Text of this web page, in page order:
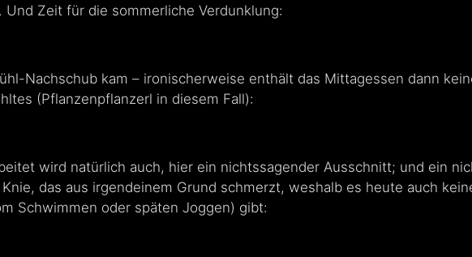
Und Zeit für die sommerliche Verdunklung:
Nachschub kam – ironischerweise enthält das Mittagessen dann
(Pflanzenpflanzerl in diesem Fall):
wird natürlich auch, hier ein nichtssagender Ausschnitt; und ein
das aus irgendeinem Grund schmerzt, weshalb es heute auch
Schwimmen oder späten Joggen) gibt: